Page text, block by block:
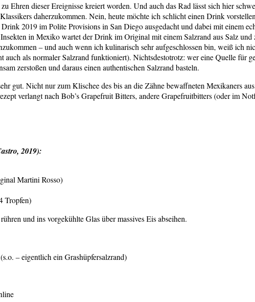
Ehren dieser Ereignisse kreiert worden. Und auch das Rad lässt sich hier
daherzukommen. Nein, heute möchte ich schlicht einen Drink
2019 im Polite Provisions in San Diego ausgedacht und dabei mit einem
in Mexiko wartet der Drink im Original mit einem Salzrand aus Salz
– und auch wenn ich kulinarisch sehr aufgeschlossen bin, weiß
auch als normaler Salzrand funktioniert). Nichtsdestotrotz: wer eine Quelle für
zerstoßen und daraus einen authentischen Salzrand basteln.
gut. Nicht nur zum Klischee des bis an die Zähne bewaffneten Mexikaners
verlangt nach Bob’s Grapefruit Bitters, andere Grapefruitbitters (oder im
2019):
Martini Rosso)
Tropfen)
und ins vorgekühlte Glas über massives Eis abseihen.
– eigentlich ein Grashüpfersalzrand)